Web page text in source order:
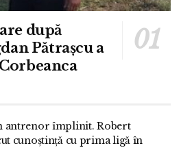
după
Pătrașcu a
antrenor împlinit. Robert
cunoștință cu prima ligă în